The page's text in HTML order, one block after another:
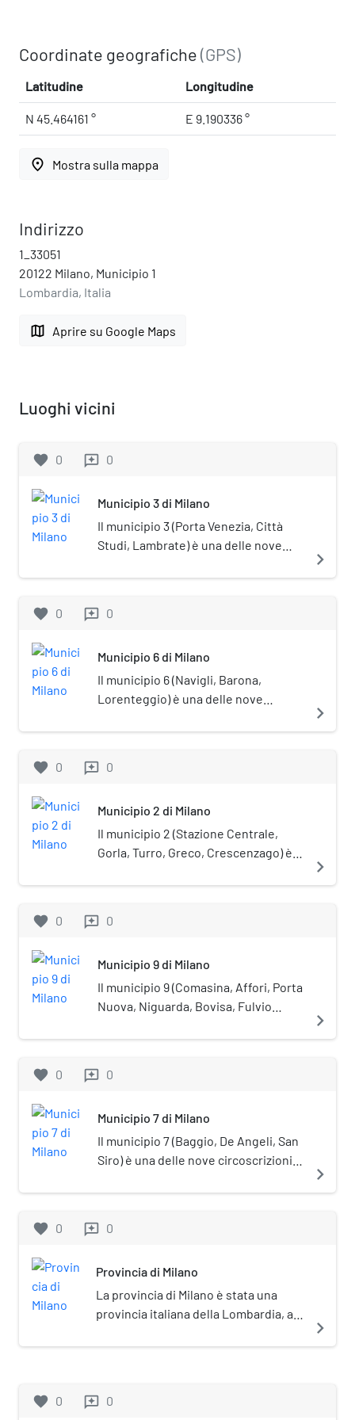
Coordinate geografiche(GPS)
Latitudine Longitudine
N 45.464161 ° E 9.190336 °
place Mostra sulla mappa
Indirizzo
1_33051
20122 Milano, Municipio 1
Lombardia, Italia
map Aprire su Google Maps
Luoghi vicini
favorite 0 reviews 0
Municipio 3 di Milano
Il municipio 3 (Porta Venezia, Città
Studi, Lambrate) è una delle nove
sede del Consiglio si trova in via
navigate_next
favorite 0 reviews 0
Municipio 6 di Milano
Il municipio 6 (Navigli, Barona,
Lorenteggio) è una delle nove
sede del Consiglio è in viale Legioni
navigate_next
favorite 0 reviews 0
Municipio 2 di Milano
Il municipio 2 (Stazione Centrale,
Gorla, Turro, Greco, Crescenzago) è
comunali di Milano. La sede del
navigate_next
favorite 0 reviews 0
Municipio 9 di Milano
Il municipio 9 (Comasina, Affori, Porta
Nuova, Niguarda, Bovisa, Fulvio
comunali di Milano. La sede del
Guerzoni, 38.
navigate_next
favorite 0 reviews 0
Municipio 7 di Milano
Il municipio 7 (Baggio, De Angeli, San
Siro) è una delle nove circoscrizioni
Consiglio si trova in via Anselmo da
navigate_next
favorite 0 reviews 0
Provincia di Milano
La provincia di Milano è stata una
provincia italiana della Lombardia, a
metropolitana di Milano succedendo
navigate_next
favorite 0 reviews 0